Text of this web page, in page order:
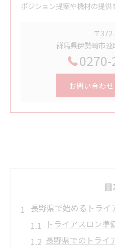
ポジション提案や機材の提供
〒
群馬県伊勢崎市連
お問い合わ
長野県で始めるトライ
トライアスロン準
長野県でのトライ